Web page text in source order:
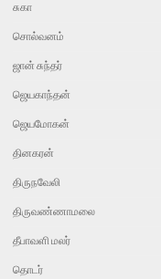
சுகா
சொல்வனம்
ஜான் சுந்தர்
ஜெயகாந்தன்
ஜெயமோகன்
தினகரன்
திருநவேலி
திருவண்ணாமலை
தீபாவளி மலர்
தொடர்